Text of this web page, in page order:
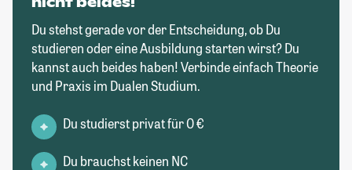
Du stehst gerade vor der Entscheidung, ob Du
studieren oder eine Ausbildung starten wirst? Du
kannst auch beides haben! Verbinde einfach Theorie
und Praxis im Dualen Studium.
Du studierst privat für 0 €
Du brauchst keinen NC